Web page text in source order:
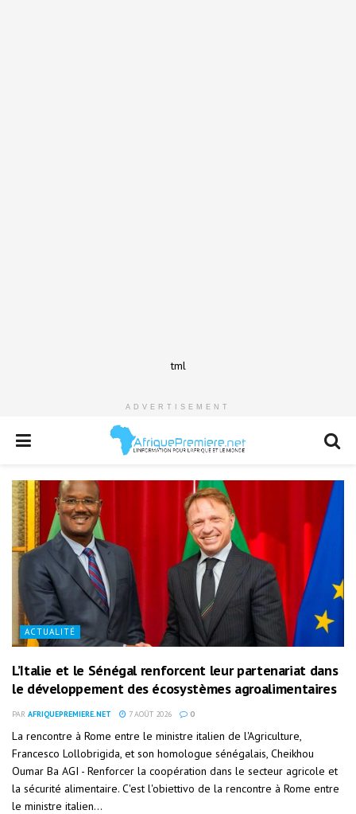
tml
ADVERTISEMENT
ACTUALITÉ
L’Italie et le Sénégal renforcent leur partenariat dans
le développement des écosystèmes agroalimentaires
PAR AFRIQUEPREMIERE.NET 7 AOÛT 2026 0
La rencontre à Rome entre le ministre italien de l'Agriculture,
Francesco Lollobrigida, et son homologue sénégalais, Cheikhou
Oumar Ba AGI - Renforcer la coopération dans le secteur agricole et
la sécurité alimentaire. C'est l'obiettivo de la rencontre à Rome entre
le ministre italien...